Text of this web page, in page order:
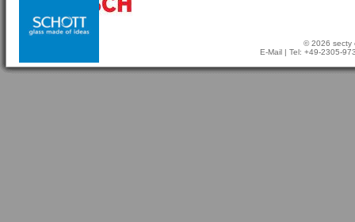
© 2026 secty
E-Mail | Tel: +49-2305-